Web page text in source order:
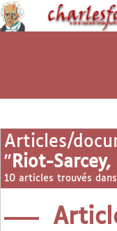
Articles/
" Riot-
10 articles trouvés